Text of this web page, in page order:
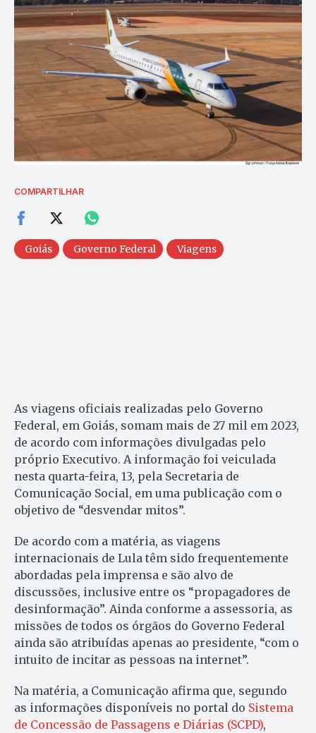
COMPARTILHAR
Goiás Governo Federal Viagens
As viagens oficiais realizadas pelo Governo
Federal, em Goiás, somam mais de 27 mil em 2023,
de acordo com informações divulgadas pelo
próprio Executivo. A informação foi veiculada
nesta quarta-feira, 13, pela Secretaria de
Comunicação Social, em uma publicação com o
objetivo de “desvendar mitos”.
De acordo com a matéria, as viagens
internacionais de Lula têm sido frequentemente
abordadas pela imprensa e são alvo de
discussões, inclusive entre os “propagadores de
desinformação”. Ainda conforme a assessoria, as
missões de todos os órgãos do Governo Federal
ainda são atribuídas apenas ao presidente, “com o
intuito de incitar as pessoas na internet”.
Na matéria, a Comunicação afirma que, segundo
as informações disponíveis no portal do Sistema
de Concessão de Passagens e Diárias (SCPD),